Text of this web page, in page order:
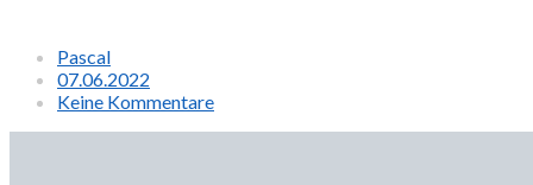
Pascal
07.06.2022
Keine Kommentare